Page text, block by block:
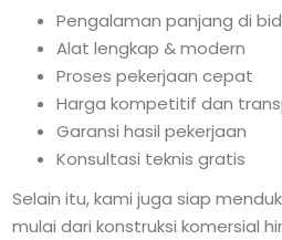
Pengalaman panjang di
Alat lengkap & modern
Proses pekerjaan cepat
Harga kompetitif dan
Garansi hasil pekerjaan
Konsultasi teknis gratis
Selain itu, kami juga siap
mulai dari konstruksi komersial